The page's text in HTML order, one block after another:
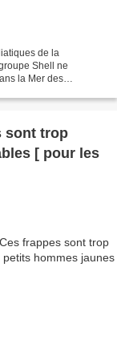
de la
Shell ne
la Mer des
sont trop
[ pour les